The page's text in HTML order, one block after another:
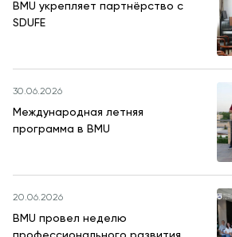
BMU укрепляет партнёрство с
SDUFE
30.06.2026
Международная летняя
программа в BMU
20.06.2026
BMU провел неделю